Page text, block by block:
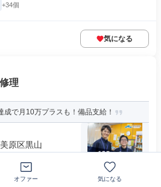
+34個
気になる
理
で月10万プラスも！備品支給！
原区黒山
は【普通運転免許】 ＼20代30代40代
オファー 気になる